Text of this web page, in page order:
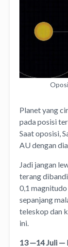
Planet yang
pada posisi
Saat oposisi,
AU dengan
Jadi jangan
terang
0,1
sepanjang
teleskop dan
ini.
13 —14 Juli —